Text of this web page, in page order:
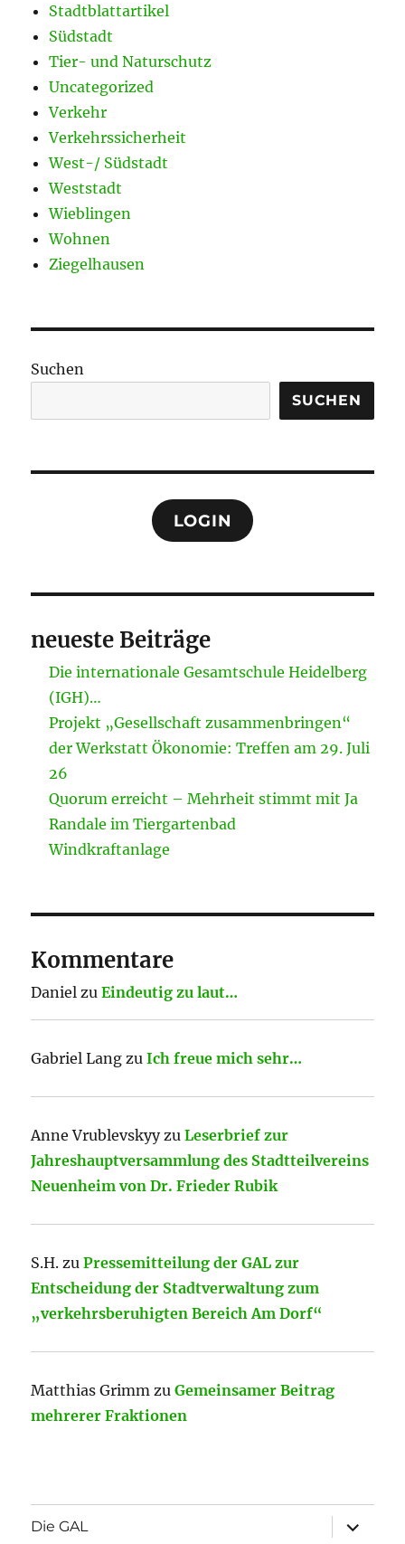
Stadtblattartikel
Südstadt
Tier- und Naturschutz
Uncategorized
Verkehr
Verkehrssicherheit
West-/ Südstadt
Weststadt
Wieblingen
Wohnen
Ziegelhausen
Suchen
SUCHEN
LOGIN
neueste Beiträge
Die internationale Gesamtschule Heidelberg
(IGH)…
Projekt „Gesellschaft zusammenbringen“
der Werkstatt Ökonomie: Treffen am 29. Juli
26
Quorum erreicht – Mehrheit stimmt mit Ja
Randale im Tiergartenbad
Windkraftanlage
Kommentare
Daniel zuEindeutig zu laut…
Gabriel Lang zuIch freue mich sehr…
Anne VrublevskyyzuLeserbrief zur
Jahreshauptversammlung des Stadtteilvereins
Neuenheim von Dr. Frieder Rubik
S.H. zuPressemitteilung der GAL zur
Entscheidung der Stadtverwaltung zum
„verkehrsberuhigten Bereich Am Dorf“
Matthias Grimm zuGemeinsamer Beitrag
mehrerer Fraktionen
Die GAL
öffnen